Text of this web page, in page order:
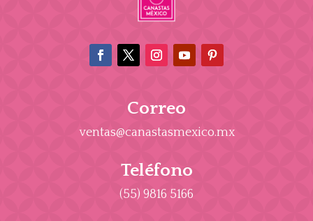
Correo
ventas@canastasmexico.mx
Teléfono
(55) 9816 5166